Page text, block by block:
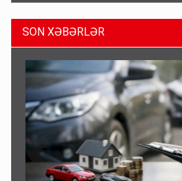
Avtomobil sahiblərinin nəzərinə:
SON XƏBƏRLƏR